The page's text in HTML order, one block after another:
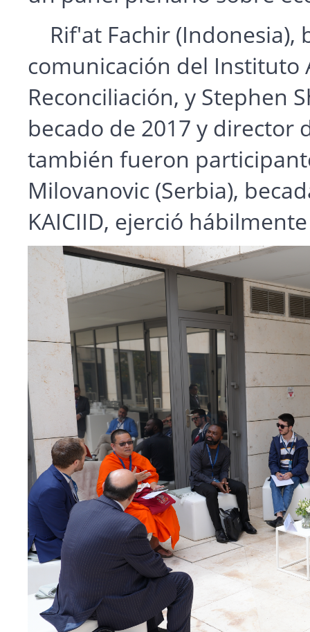
Rif'at Fachir (Indonesia),
comunicación del Instituto
Reconciliación, y Stephen
becado de 2017 y director
también fueron
Milovanovic (Serbia),
KAICIID, ejerció